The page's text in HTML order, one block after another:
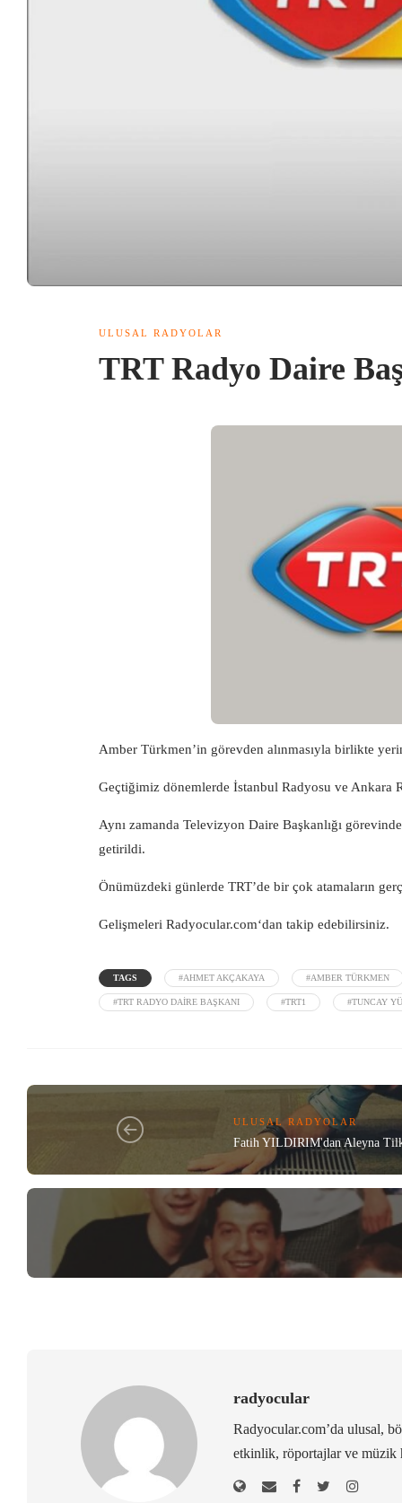
ULUSAL RADYOLAR
TRT Radyo Daire
Amber Türkmen’in görevden alınmasıyla birlikte
Geçtiğimiz dönemlerde İstanbul Radyosu ve Ankara
Aynı zamanda Televizyon Daire Başkanlığı
getirildi.
Önümüzdeki günlerde TRT’de bir çok atamaların
Gelişmeleri Radyocular.com‘dan takip edebilirsiniz.
TAGS #AHMET AKÇAKAYA #AMBER TÜRKMEN
#TRT RADYO DAIRE BAŞKANI #TRT1 #TUNCAY
ULUSAL RADYOLAR
Fatih YILDIRIM'dan Aleyna
radyocular
Radyocular.com’da ulusal,
etkinlik, röportajlar ve müzik